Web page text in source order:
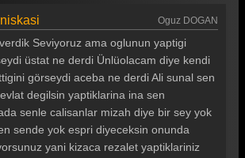
207. Bölüm
206. Bölüm
205. Bölüm
204. Bölüm
203. Bölüm
Oguz DOGAN
Seviyoruz ama oglunun yaptigi
üstat ne derdi Ünlüolacam diye kendi
görseydi aceba ne derdi Ali sunal sen
degilsin yaptiklarina ina sen
senle calisanlar mizah diye bir sey yok
sende yok espri diyeceksin onunda
yani kizaca rezalet yaptiklariniz